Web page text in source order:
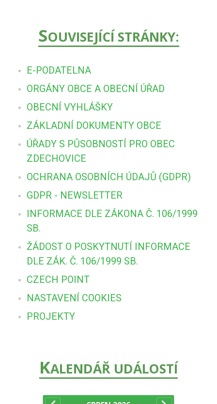
SOUVISEJÍCÍ STRÁNKY:
E-PODATELNA
ORGÁNY OBCE A OBECNÍ ÚŘAD
OBECNÍ VYHLÁŠKY
ZÁKLADNÍ DOKUMENTY OBCE
ÚŘADY S PŮSOBNOSTÍ PRO OBEC
ZDECHOVICE
OCHRANA OSOBNÍCH ÚDAJŮ (GDPR)
GDPR - NEWSLETTER
INFORMACE DLE ZÁKONA Č. 106/1999
SB.
ŽÁDOST O POSKYTNUTÍ INFORMACE
DLE ZÁK. Č. 106/1999 SB.
CZECH POINT
NASTAVENÍ COOKIES
PROJEKTY
KALENDÁŘ UDÁLOSTÍ